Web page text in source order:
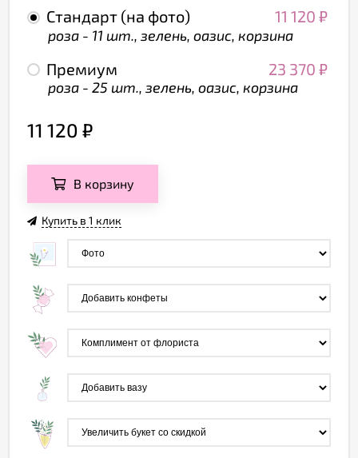
Стандарт (на фото) 11 120 ₽
роза - 11 шт., зелень, оазис, корзина
Премиум 23 370 ₽
роза - 25 шт., зелень, оазис, корзина
11 120 ₽
В корзину
Купить в 1 клик